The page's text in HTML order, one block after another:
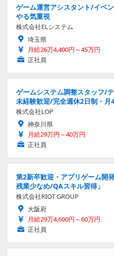
ゲーム運営アシスタント/イベ
やる気重視
株式会社ELシステム
埼玉県
月給26万4,400円～45万円
正社員
ゲームシステム調整スタッフ/
未経験歓迎/完全週休2日制・月
株式会社LOP
神奈川県
月給29万円～40万円
正社員
第2新卒歓迎・アプリゲーム開
残業少なめ/QAスキル習得」
株式会社RIOT GROUP
大阪府
月給29万4,600円～60万円
正社員